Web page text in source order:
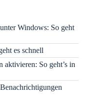
Windows: So geht
es schnell
So geht’s in